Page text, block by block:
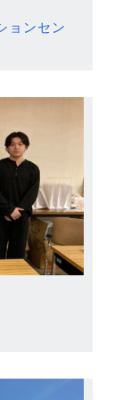
ョンセン